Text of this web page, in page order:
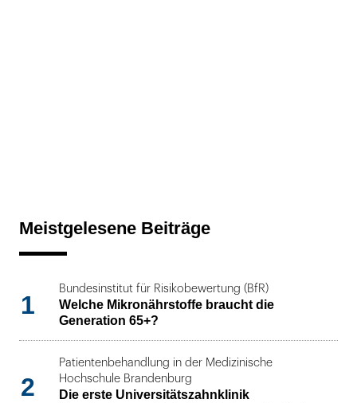
Meistgelesene Beiträge
1
Bundesinstitut für Risikobewertung (BfR)
Welche Mikronährstoffe braucht die
Generation 65+?
2
Patientenbehandlung in der Medizinische
Hochschule Brandenburg
Die erste Universitätszahnklinik